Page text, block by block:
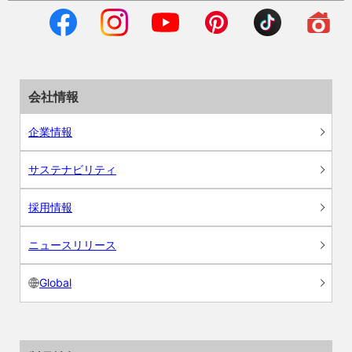
会社情報
企業情報
サステナビリティ
採用情報
ニュースリリース
Global